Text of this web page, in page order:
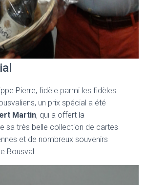
Pierre, fidèle parmi les fidèles
un prix spécial a été
Martin, qui a offert la
sa très belle collection de cartes
et de nombreux souvenirs
Bousval.